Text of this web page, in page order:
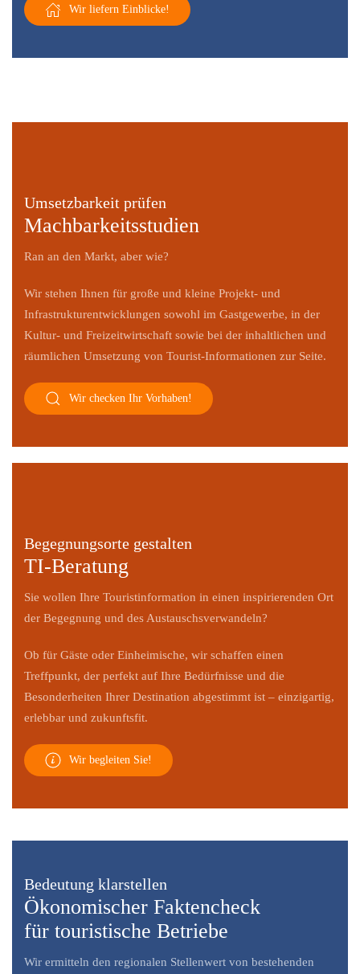
Wir liefern Einblicke!
Umsetzbarkeit prüfen
Machbarkeitsstudien
Ran an den Markt, aber wie?
Wir stehen Ihnen für große und kleine Projekt- und
Infrastrukturentwicklungen sowohl im Gastgewerbe, in der
Kultur- und Freizeitwirtschaft sowie bei der inhaltlichen und
räumlichen Umsetzung von Tourist-Informationen zur Seite.
Wir checken Ihr Vorhaben!
Begegnungsorte gestalten
TI-Beratung
Sie wollen Ihre Touristinformation in einen inspirierenden Ort
der Begegnung und des Austauschsverwandeln?
Ob für Gäste oder Einheimische, wir schaffen einen
Treffpunkt, der perfekt auf Ihre Bedürfnisse und die
Besonderheiten Ihrer Destination abgestimmt ist – einzigartig,
erlebbar und zukunftsfit.
Wir begleiten Sie!
Bedeutung klarstellen
Ökonomischer Faktencheck
für touristische Betriebe
Wir ermitteln den regionalen Stellenwert von bestehenden